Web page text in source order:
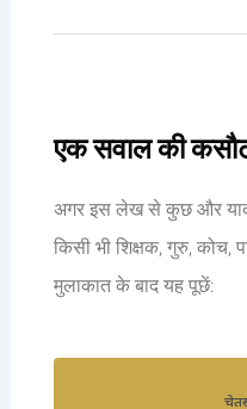
एक सवाल की
अगर इस लेख से कुछ और याद
किसी भी शिक्षक, गुरु, कोच,
मुलाकात के बाद यह पूछें: